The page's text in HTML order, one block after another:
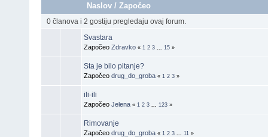
Naslov /Započeo
0 članova i 2 gostiju pregledaju ovaj forum.
Svastara
Započeo Zdravko « 1 2 3 15 »
Sta je bilo pitanje?
Započeo drug_do_groba « 1 2 3 »
ili-ili
Započeo Jelena « 1 2 3 123 »
Rimovanje
Započeo drug_do_groba « 1 2 3 11 »